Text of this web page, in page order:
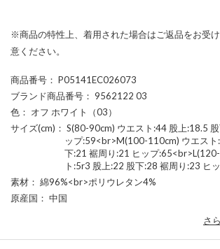
※商品の特性上、着用された場合はご返品をお受
意ください。
商品番号 ： P05141EC026073
ブランド商品番号 ： 9562122 03
色 ： オフ ホワイト（03）
サイズ(cm) ： S(80-90cm) ウエスト:44 股上:18.5
ップ:59<br>M(100-110cm) ウエス
下:21 裾周り:21 ヒップ
ト:5r3 股上:22 股下:28 裾周り:23 ヒ
素材 ： 綿96%<br>ポリウレタン4%
原産国 ： 中国
さ